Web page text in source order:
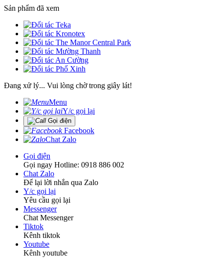
Sản phẩm đã xem
Đang xử lý... Vui lòng chờ trong giây lát!
Menu
Y/c gọi lại
Gọi điện
Facebook
Chat Zalo
Gọi điện
Gọi ngay Hotline: 0918 886 002
Chat Zalo
Để lại lời nhắn qua Zalo
Y/c gọi lại
Yêu cầu gọi lại
Messenger
Chat Messenger
Tiktok
Kênh tiktok
Youtube
Kênh youtube